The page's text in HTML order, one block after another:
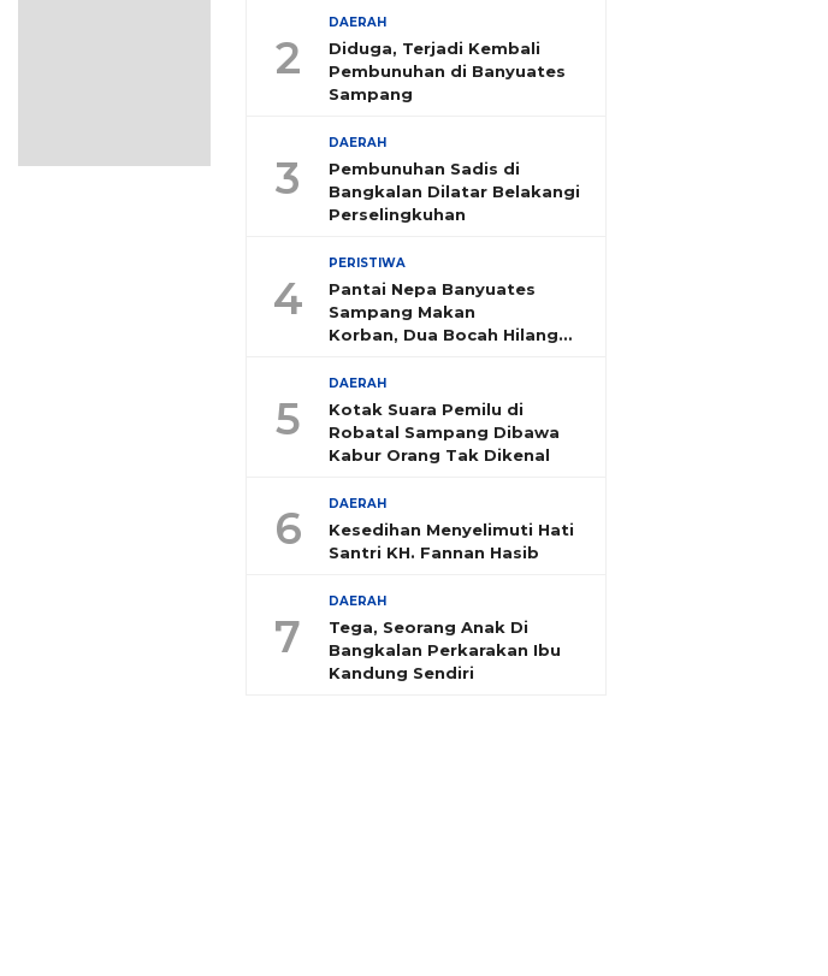
2
DAERAH
Diduga, Terjadi Kembali
Pembunuhan di Banyuates
Sampang
3
DAERAH
Pembunuhan Sadis di
Bangkalan Dilatar Belakangi
Perselingkuhan
4
PERISTIWA
Pantai Nepa Banyuates
Sampang Makan
Korban, Dua Bocah Hilang
5
DAERAH
Kotak Suara Pemilu di
Robatal Sampang Dibawa
Kabur Orang Tak Dikenal
6 DAERAH
Kesedihan Menyelimuti Hati
Santri KH. Fannan Hasib
7
DAERAH
Tega, Seorang Anak Di
Bangkalan Perkarakan Ibu
Kandung Sendiri